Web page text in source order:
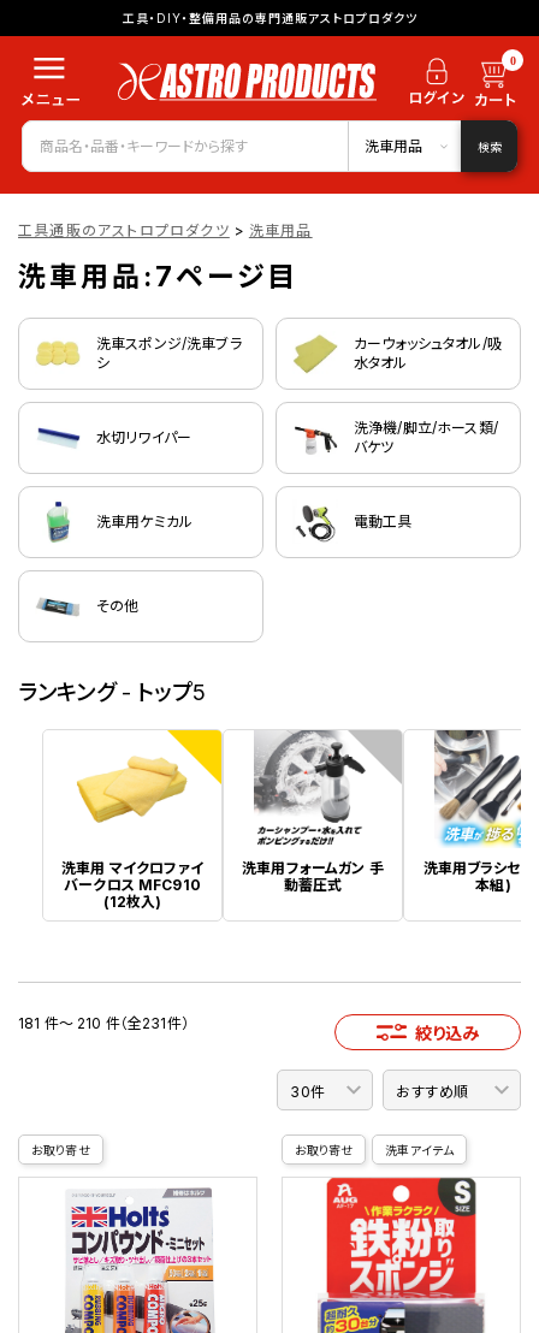
工具・DIY・整備用品の専門通販アストロプロダクツ
0
洗車用品 検索
工具通販のアストロプロダクツ > 洗車用品
洗車用品:7ページ目
洗車スポンジ/洗車ブラ
シ
カーウォッシュタオル/吸
水タオル
水切リワイパー
洗浄機/脚立/ホース類/
バケツ
洗車用ケミカル 電動工具
その他
ランキング - トップ5
1
洗車用 マイクロファイ
バークロス MFC910
(12枚入)
2
洗車用フォームガン 手
動蓄圧式
洗車用ブラシセッ
本組)
181 件～ 210 件（全231件） 絞り込み
お取り寄せ お取り寄せ 洗車アイテム